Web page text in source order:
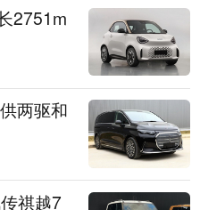
2751m
两驱和
祺越7